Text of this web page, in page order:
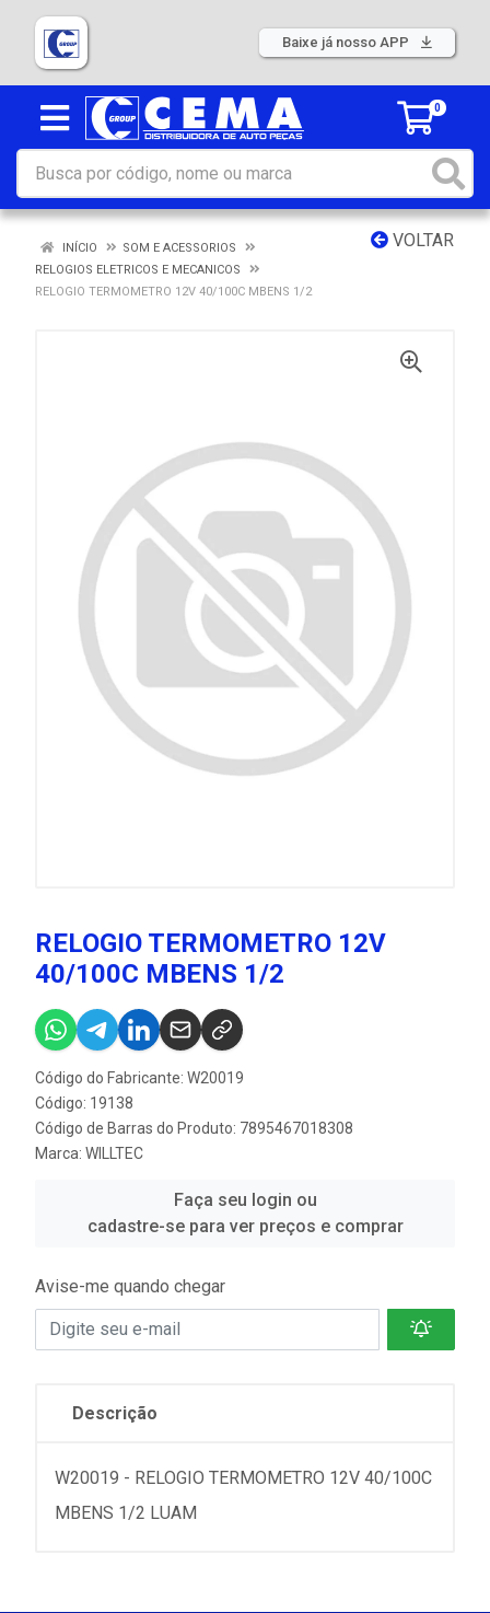
Baixe já nosso APP
0
VOLTAR
INÍCIO
SOM E ACESSORIOS
RELOGIOS ELETRICOS E MECANICOS
RELOGIO TERMOMETRO 12V 40/100C MBENS 1/2
RELOGIO TERMOMETRO 12V
40/100C MBENS 1/2
Código do Fabricante: W20019
Código: 19138
Código de Barras do Produto: 7895467018308
Marca: WILLTEC
Faça seu login ou
cadastre-se para ver preços e comprar
Avise-me quando chegar
Descrição
W20019 - RELOGIO TERMOMETRO 12V 40/100C
MBENS 1/2 LUAM